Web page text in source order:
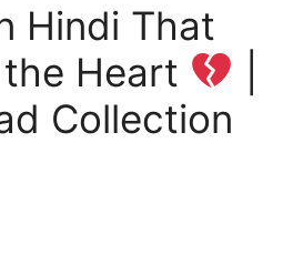
Hindi That
Heart
Collection